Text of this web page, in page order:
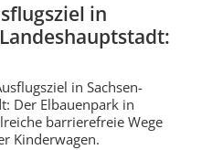
in
in Sachsen-
Der Elbauenpark in
barrierefreie Wege
Kinderwagen.